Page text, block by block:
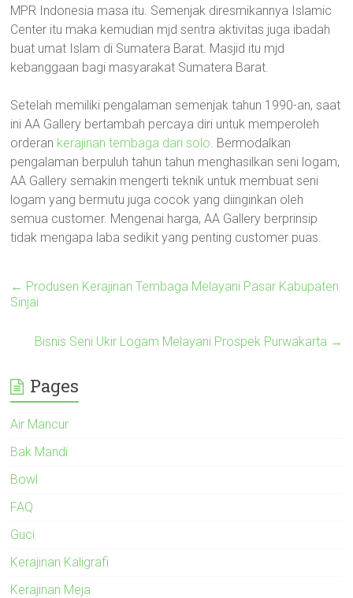
MPR Indonesia masa itu. Semenjak diresmikannya Islamic
Center itu maka kemudian mjd sentra aktivitas juga ibadah
buat umat Islam di Sumatera Barat. Masjid itu mjd
kebanggaan bagi masyarakat Sumatera Barat.
Setelah memiliki pengalaman semenjak tahun 1990-an, saat
ini AA Gallery bertambah percaya diri untuk memperoleh
orderan kerajinan tembaga dari solo. Bermodalkan
pengalaman berpuluh tahun tahun menghasilkan seni logam,
AA Gallery semakin mengerti teknik untuk membuat seni
logam yang bermutu juga cocok yang diinginkan oleh
semua customer. Mengenai harga, AA Gallery berprinsip
tidak mengapa laba sedikit yang penting customer puas.
← Produsen Kerajinan Tembaga Melayani Pasar Kabupaten
Sinjai
Bisnis Seni Ukir Logam Melayani Prospek Purwakarta →
Pages
Air Mancur
Bak Mandi
Bowl
FAQ
Guci
Kerajinan Kaligrafi
Kerajinan Meja